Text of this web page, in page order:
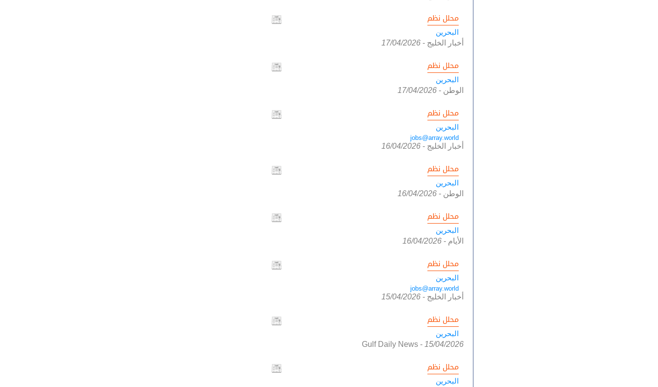
محلل نظم
البحرين
أخبار الخليج -
17/04/2026
محلل نظم
البحرين
الوطن -
17/04/2026
محلل نظم
البحرين
jobs@array.world
أخبار الخليج -
16/04/2026
محلل نظم
البحرين
الوطن -
16/04/2026
محلل نظم
البحرين
الأيام -
16/04/2026
محلل نظم
البحرين
jobs@array.world
أخبار الخليج -
15/04/2026
محلل نظم
البحرين
Gulf Daily News - 15/04/2026
محلل نظم
البحرين